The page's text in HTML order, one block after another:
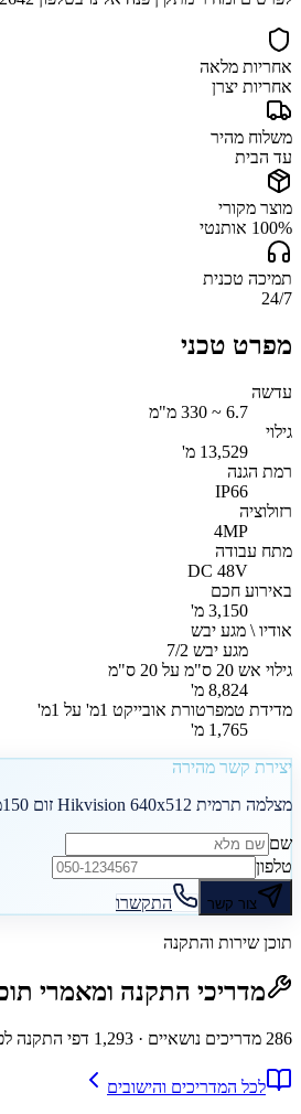
אחריות מלאה
אחריות יצרן
משלוח מהיר
עד הבית
מוצר מקורי
100% אותנטי
תמיכה טכנית
24/7
מפרט טכני
עדשה
6.7 ~ 330 מ"מ
גילוי
13,529 מ'
רמת הגנה
IP66
רזולוציה
4MP
מתח עבודה
DC 48V
באירוע חכם
3,150 מ'
אודיו \ מגע יבש
מגע יבש 7/2
גילוי אש 20 ס"מ על 20 ס"מ
8,824 מ'
מדידת טמפרטורת אובייקט 1מ' על 1מ'
1,765 מ'
יצירת קשר מהירה
מצלמה תרמית Hikvision 640x512 זום 150מ"מ גילוי 13.5 ק"מ
שם
טלפון
צור קשר התקשרו
תוכן שירות והתקנה
מדריכי התקנה ומאמרי
286 מדריכים נושאיים · 1,293 דפי התקנה לפי ישוב
לכל המדריכים והישובים